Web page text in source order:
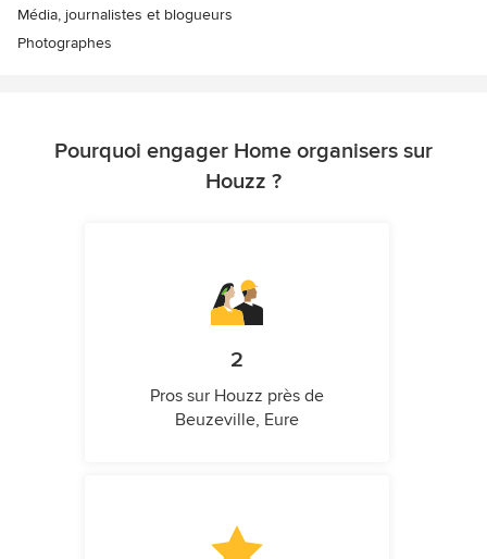
Média, journalistes et blogueurs
Photographes
Pourquoi engager Home organisers sur
Houzz ?
2
Pros sur Houzz près de
Beuzeville, Eure